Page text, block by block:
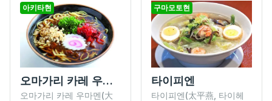
아키타현
오마가리 카레 우마멘
오마가리 카레 우마멘(大
구마모토현
타이피엔
타이피엔(太平燕, 타이헤